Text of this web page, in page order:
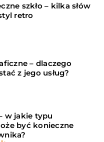
szkło – kilka słów
retro
– dlaczego
z jego usług?
w jakie typu
być konieczne